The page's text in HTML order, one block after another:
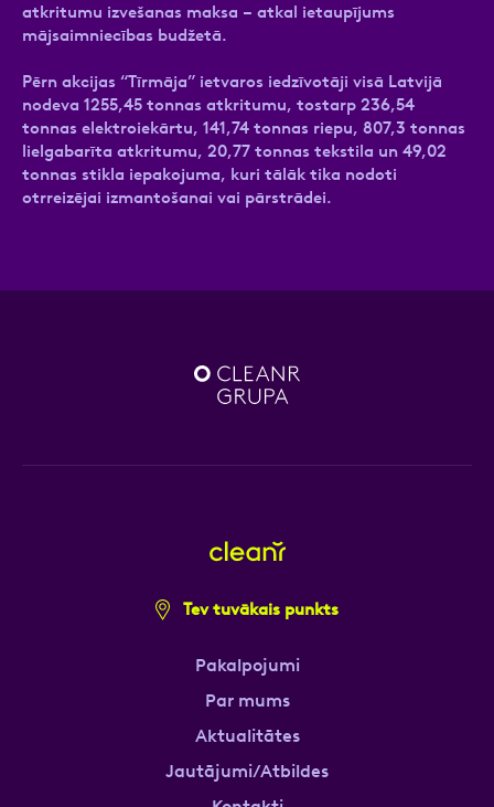
atkritumu izvešanas maksa – atkal ietaupījums
mājsaimniecības budžetā.
Pērn akcijas “Tīrmāja” ietvaros iedzīvotāji visā Latvijā
nodeva 1255,45 tonnas atkritumu, tostarp 236,54
tonnas elektroiekārtu, 141,74 tonnas riepu, 807,3 tonnas
lielgabarīta atkritumu, 20,77 tonnas tekstila un 49,02
tonnas stikla iepakojuma, kuri tālāk tika nodoti
otrreizējai izmantošanai vai pārstrādei.
Tev tuvākais punkts
Pakalpojumi
Par mums
Aktualitātes
Jautājumi/Atbildes